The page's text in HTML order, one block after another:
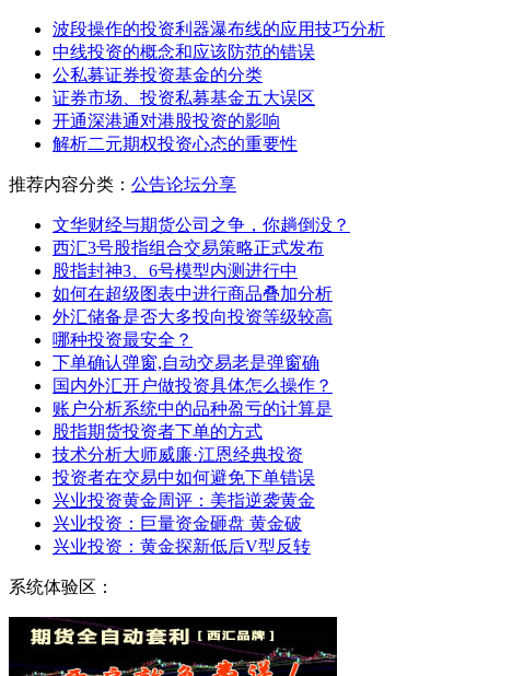
波段操作的投资利器瀑布线的应用技巧分析
中线投资的概念和应该防范的错误
公私募证券投资基金的分类
证券市场、投资私募基金五大误区
开通深港通对港股投资的影响
解析二元期权投资心态的重要性
推荐内容分类： 公告论坛分享
文华财经与期货公司之争，你趟倒没？
西汇3号股指组合交易策略正式发布
股指封神3、6号模型内测进行中
如何在超级图表中进行商品叠加分析
外汇储备是否大多投向投资等级较高
哪种投资最安全？
下单确认弹窗,自动交易老是弹窗确
国内外汇开户做投资具体怎么操作？
账户分析系统中的品种盈亏的计算是
股指期货投资者下单的方式
技术分析大师威廉·江恩经典投资
投资者在交易中如何避免下单错误
兴业投资黄金周评：美指逆袭黄金
兴业投资：巨量资金砸盘 黄金破
兴业投资：黄金探新低后V型反转
系统体验区：